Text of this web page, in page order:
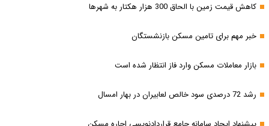
کاهش قیمت زمین با الحاق 300 هزار هکتار به شهرها
خبر مهم برای تامین مسکن بازنشستگان
بازار معاملات مسکن وارد فاز انتظار شده است
رشد 72 درصدی سود خالص لعابیران در بهار امسال